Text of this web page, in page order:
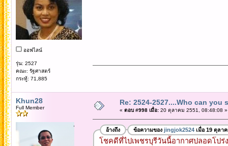
ออฟไลน์
รุ่น: 2527
คณะ: รัฐศาสตร์
กระทู้: 71,885
Khun28
Full Member
Re: 2524-2527....Who can you
« ตอบ #998 เมื่อ:20 ตุลาคม 2551, 08:48:08 »
อ้างถึง ข้อความของ jingjok2524เมื่อ 19 ตุลาค
โชคดีที่ไปเพชรบุรีวันนี้อากาศปลอดโปร่ง